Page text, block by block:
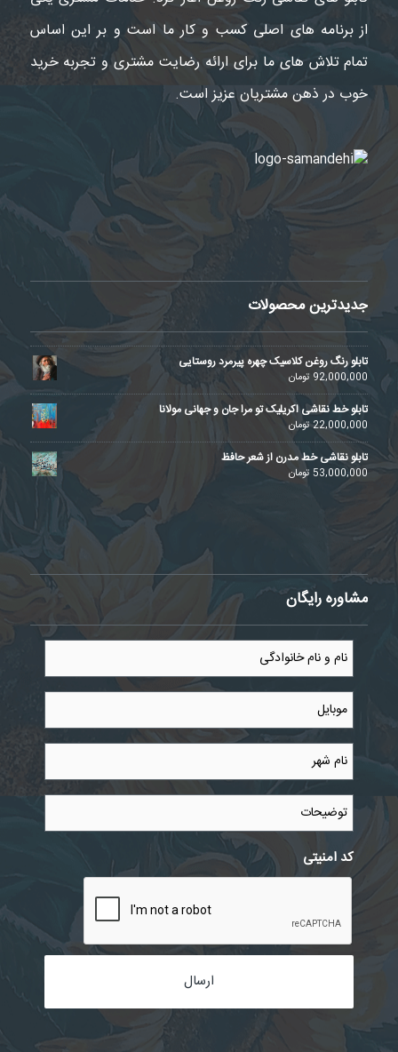
از برنامه های اصلی کسب و کار ما است و بر این اساس
تمام تلاش های ما برای ارائه رضایت مشتری و تجربه خرید
خوب در ذهن مشتریان عزیز است.
جدیدترین محصولات
تابلو رنگ روغن کلاسیک چهره پیرمرد روستایی
92,000,000 تومان
تابلو خط نقاشی اکریلیک تو مرا جان و جهانی مولانا
22,000,000تومان
تابلو نقاشی خط مدرن از شعر حافظ
53,000,000 تومان
مشاوره رایگان
نام
نام
خانوادگی* موبایل
نام
شهر *
توضیحات
کد امنیتی